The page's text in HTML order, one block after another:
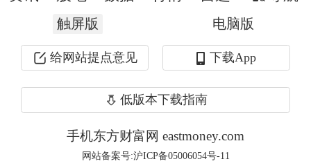
触屏版 电脑版
给网站提点意见 下载App
低版本下载指南
手机东方财富网 eastmoney.com
网站备案号:沪ICP备05006054号-11